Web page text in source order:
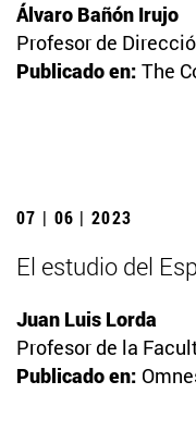
Álvaro Bañón Irujo
Profesor de
Publicado en: The
07 | 06 | 2023
El estudio del
Juan Luis Lorda
Profesor de la
Publicado en: